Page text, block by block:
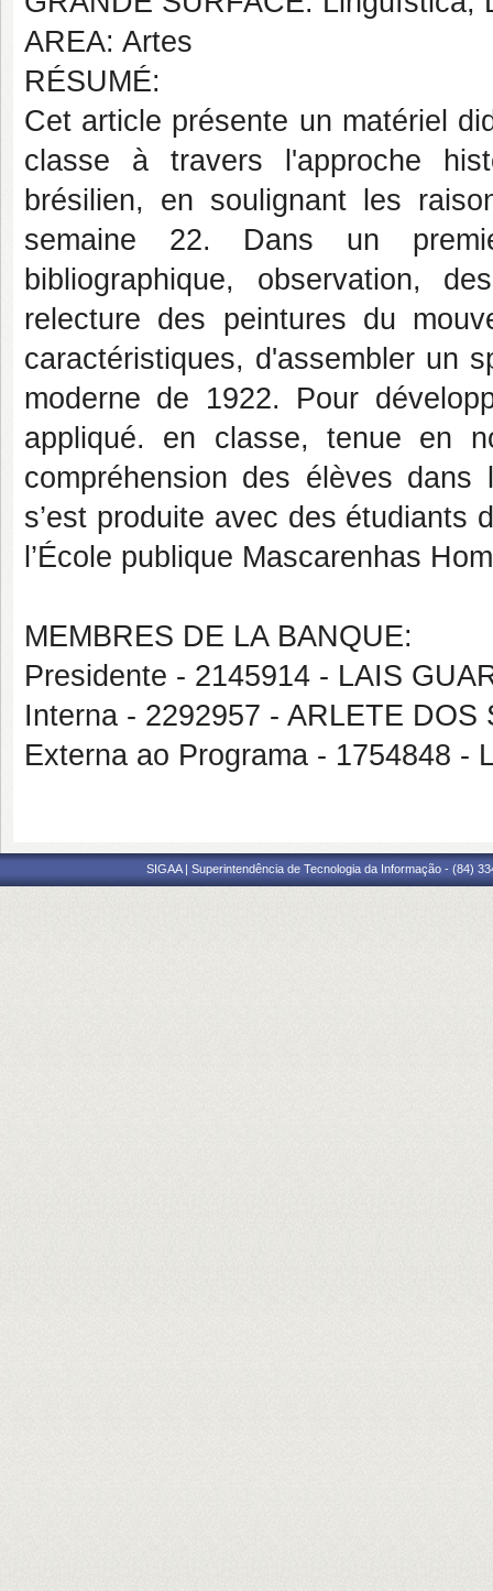
AREA: Artes
RÉSUMÉ:
Cet article présente un matériel
classe à travers l'approche
brésilien, en soulignant les
semaine 22. Dans un
bibliographique, observation,
relecture des peintures du
caractéristiques, d'assembler un
moderne de 1922. Pour
appliqué. en classe, tenue en
compréhension des élèves
s’est produite avec des étudiants
l’École publique Mascarenhas
MEMBRES DE LA BANQUE:
Presidente - 2145914 - LAIS
Interna - 2292957 - ARLETE DOS
Externa ao Programa - 1754848 -
SIGAA | Superintendência de Tecnologia da Informação - (84)